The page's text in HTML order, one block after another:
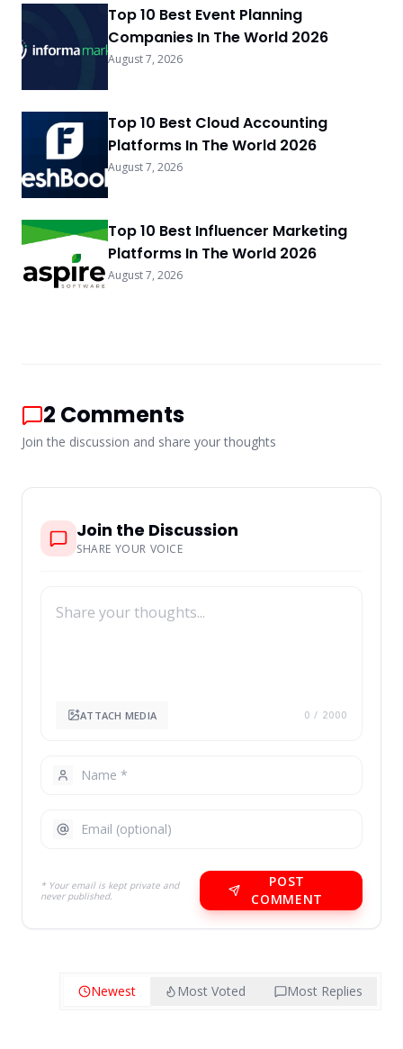
Top 10 Best Event Planning
Companies In The World 2026
August 7, 2026
Top 10 Best Cloud Accounting
Platforms In The World 2026
August 7, 2026
Top 10 Best Influencer Marketing
Platforms In The World 2026
August 7, 2026
2 Comments
Join the discussion and share your thoughts
Join the Discussion
SHARE YOUR VOICE
ATTACH MEDIA 0 / 2000
* Your email is kept private and
never published.
POST
COMMENT
Newest Most Voted Most Replies